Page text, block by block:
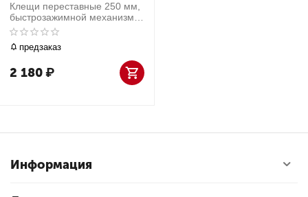
Клещи переставные 250 мм,
быстрозажимной механизм,
держатель МАСТАК 034-
01250DH
предзаказ
2 180₽
Информация